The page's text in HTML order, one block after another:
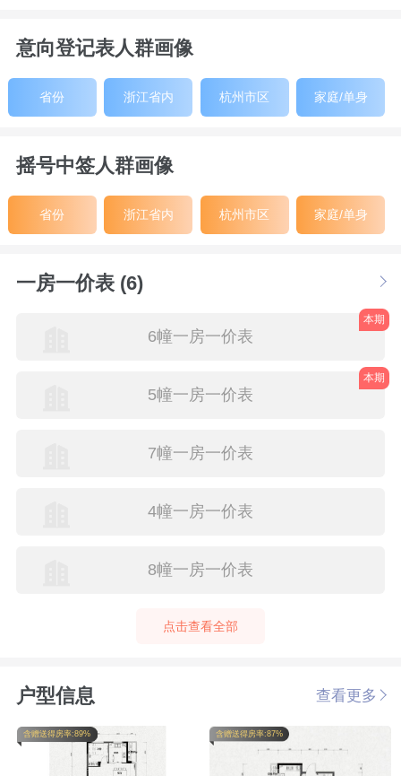
意向登记表人群画像
省份 浙江省内 杭州市区 家庭/单身
摇号中签人群画像
省份 浙江省内 杭州市区 家庭/单身
一房一价表 (6)
6幢一房一价表
本期
5幢一房一价表
本期
7幢一房一价表
4幢一房一价表
8幢一房一价表
点击查看全部
户型信息 查看更多
含赠送得房率:89% 含赠送得房率:87%